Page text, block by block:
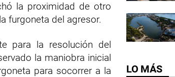
la proximidad de otro
furgoneta del agresor.
para la resolución del
la maniobra inicial
para socorrer a la
LO MÁS